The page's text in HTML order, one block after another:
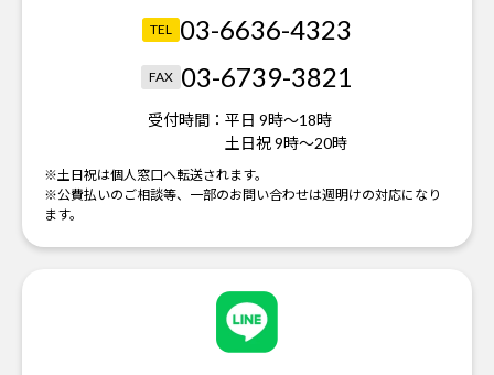
TEL 03-6636-4323
FAX 03-6739-3821
受付時間： 平日 9時～18時
土日祝 9時～20時
※土日祝は個人窓口へ転送されます。
※公費払いのご相談等、一部のお問い合わせは週明けの対応になり
ます。